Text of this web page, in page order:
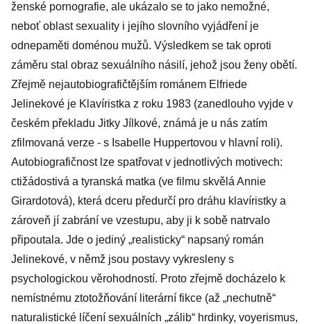
ženské pornografie, ale ukázalo se to jako nemožné,
neboť oblast sexuality i jejího slovního vyjádření je
odnepaměti doménou mužů. Výsledkem se tak oproti
záměru stal obraz sexuálního násilí, jehož jsou ženy obětí.
Zřejmě nejautobiografičtějším románem Elfriede
Jelinekové je Klavíristka z roku 1983 (zanedlouho vyjde v
českém překladu Jitky Jílkové, známá je u nás zatím
zfilmovaná verze - s Isabelle Huppertovou v hlavní roli).
Autobiografičnost lze spatřovat v jednotlivých motivech:
ctižádostivá a tyranská matka (ve filmu skvělá Annie
Girardotová), která dceru předurčí pro dráhu klavíristky a
zároveň jí zabrání ve vzestupu, aby ji k sobě natrvalo
připoutala. Jde o jediný „realisticky“ napsaný román
Jelinekové, v němž jsou postavy vykresleny s
psychologickou věrohodností. Proto zřejmě docházelo k
nemístnému ztotožňování literární fikce (až „nechutně“
naturalistické líčení sexuálních „zálib“ hrdinky, voyerismus,